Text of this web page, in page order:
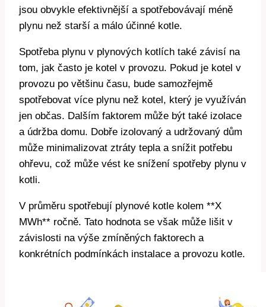
jsou obvykle efektivnější a spotřebovávají méně
plynu než starší a málo účinné kotle.
Spotřeba plynu v plynových kotlích také závisí na
tom, jak často je kotel v provozu. Pokud je kotel v
provozu po většinu času, bude samozřejmě
spotřebovat více plynu než kotel, který je využíván
jen občas. Dalším faktorem může být také izolace
a údržba domu. Dobře izolovaný a udržovaný dům
může minimalizovat ztráty tepla a snížit potřebu
ohřevu, což může vést ke snížení spotřeby plynu v
kotli.
V průměru spotřebují plynové kotle kolem **X
MWh** ročně. Tato hodnota se však může lišit v
závislosti na výše zmíněných faktorech a
konkrétních podmínkách instalace a provozu kotle.